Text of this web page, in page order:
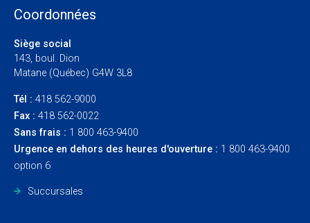
Coordonnées
Siège social
143, boul. Dion
Matane (Québec) G4W 3L8
Tél : 418 562-9000
Fax : 418 562-0022
Sans frais : 1 800 463-9400
Urgence en dehors des heures d'ouverture : 1 800 463-9400
option 6
Succursales